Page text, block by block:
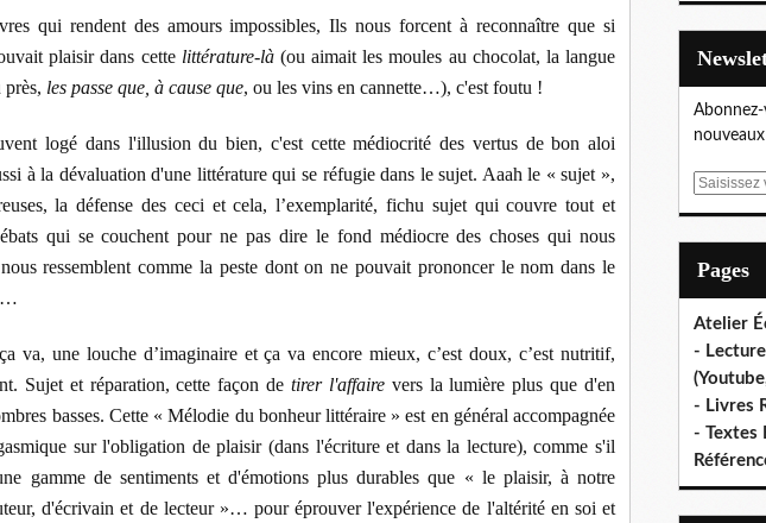
qui rendent des amours impossibles, Ils nous forcent à reconnaître que si
plaisir dans cette littérature-là(ou aimait les moules au chocolat, la langue
près, les passe que, à cause que, ou les vins en cannette…), c'est foutu !
logé dans l'illusion du bien, c'est cette médiocrité des vertus de bon aloi
à la dévaluation d'une littérature qui se réfugie dans le sujet. Aaah le « sujet »,
la défense des ceci et cela, l’exemplarité, fichu sujet qui couvre tout et
qui se couchent pour ne pas dire le fond médiocre des choses qui nous
ressemblent comme la peste dont on ne pouvait prononcer le nom dans le
va, une louche d’imaginaire et ça va encore mieux, c’est doux, c’est nutritif,
Sujet et réparation, cette façon de tirer l'affairevers la lumière plus que d'en
basses. Cette « Mélodie du bonheur littéraire » est en général accompagnée
sur l'obligation de plaisir (dans l'écriture et dans la lecture), comme s'il
gamme de sentiments et d'émotions plus durables que « le plaisir, à notre
d'écrivain et de lecteur »… pour éprouver l'expérience de l'altérité en soi et
E
Pages
Atelier
-
- Livres
- Textes